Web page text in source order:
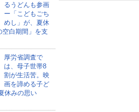
るうどんも参画
ー「こどもごち
めし」が、夏休
空白期間」を支
厚労省調査で
は、母子世帯8
割が生活苦。映
画を諦める子ど
休みの思い